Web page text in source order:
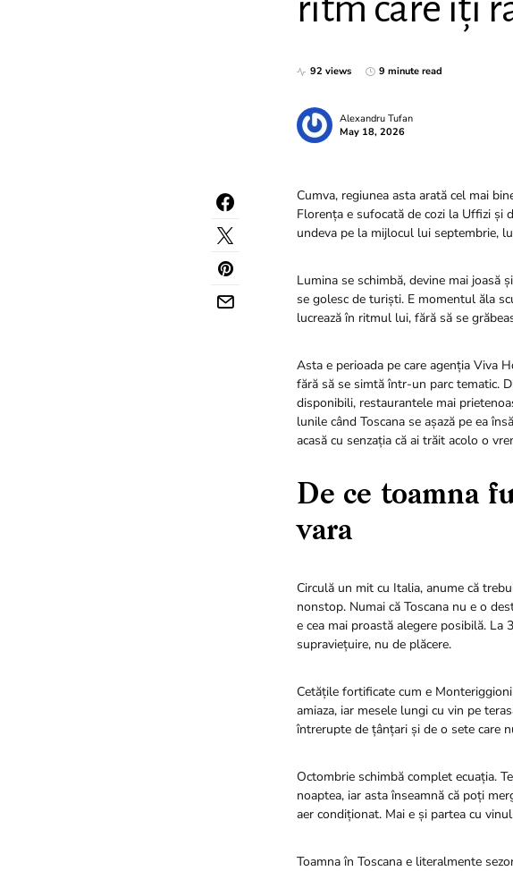
ritm care îți
92 views 9 minute read
Alexandru Tufan
May 18, 2026
Cumva, regiunea asta arată cel mai
Florența e sufocată de cozi la Uffizi și
undeva pe la mijlocul lui septembrie,
Lumina se schimbă, devine mai joasă
se golesc de turiști. E momentul ăla
lucrează în ritmul lui, fără să se
Asta e perioada pe care agenția Viva
fără să se simtă într-un parc tematic.
disponibili, restaurantele mai
lunile când Toscana se așază pe ea
acasă cu senzația că ai trăit acolo o
De ce toamna
vara
Circulă un mit cu Italia, anume că
nonstop. Numai că Toscana nu e o
e cea mai proastă alegere posibilă.
supraviețuire, nu de plăcere.
Cetățile fortificate cum e
amiaza, iar mesele lungi cu vin pe
întrerupte de țânțari și de o sete care
Octombrie schimbă complet ecuația.
noaptea, iar asta înseamnă că poți
aer condiționat. Mai e și partea cu
Toamna în Toscana e literalmente